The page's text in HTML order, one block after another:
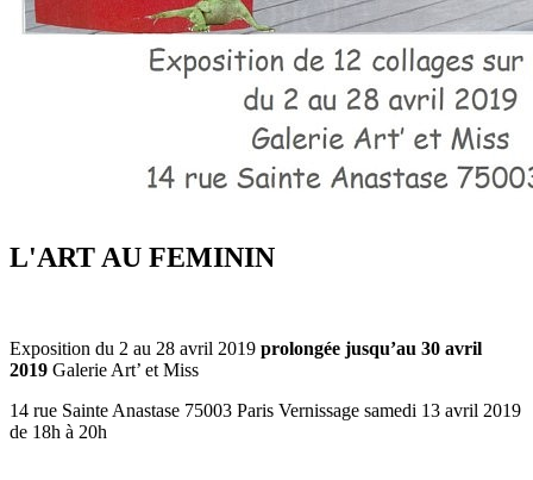
L'ART AU FEMININ
Exposition du 2 au 28 avril 2019 prolongée jusqu’au 30 avril
2019 Galerie Art’ et Miss
14 rue Sainte Anastase 75003 Paris Vernissage samedi 13 avril 2019
de 18h à 20h